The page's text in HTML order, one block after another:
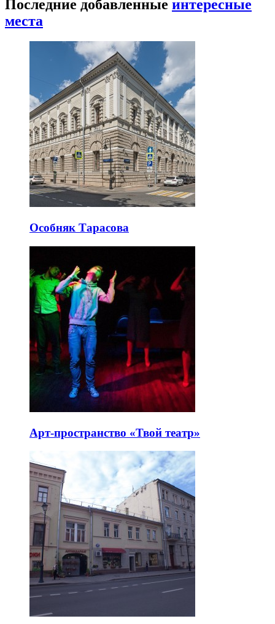
Последние добавленные интересные
места
Особняк Тарасова
Арт-пространство «Твой театр»